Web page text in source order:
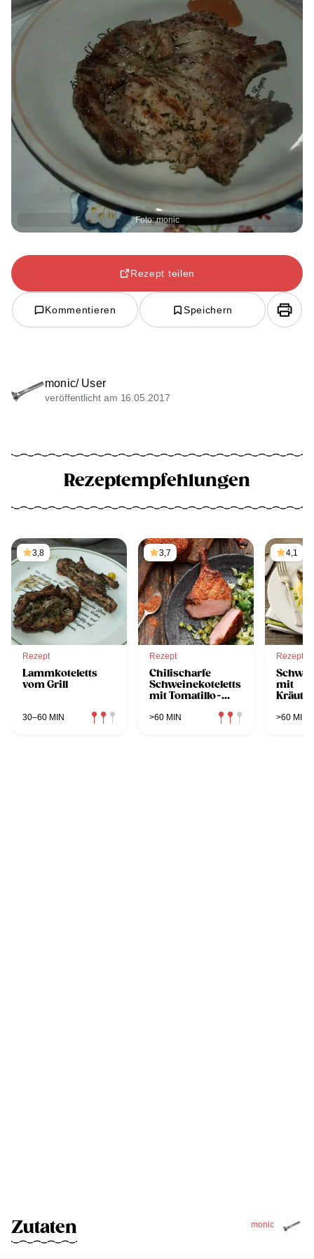
Foto: monic
Rezept teilen
Kommentieren Speichern
monic/ User
veröffentlicht am 16.05.2017
Rezeptempfehlungen
3,8
Rezept
Lammkoteletts
vom Grill
30–60 MIN
3,7
Rezept
Chilischarfe
Schweinekoteletts
mit Tomatillo-
>60 MIN
4,1
Rezept
mit
>60 MIN
monic
Zutaten